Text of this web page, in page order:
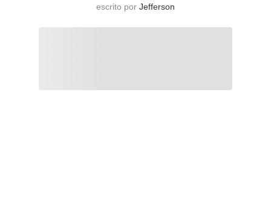
escrito por Jefferson